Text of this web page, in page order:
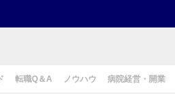
転職Q＆A ノウハウ 病院経営・開業